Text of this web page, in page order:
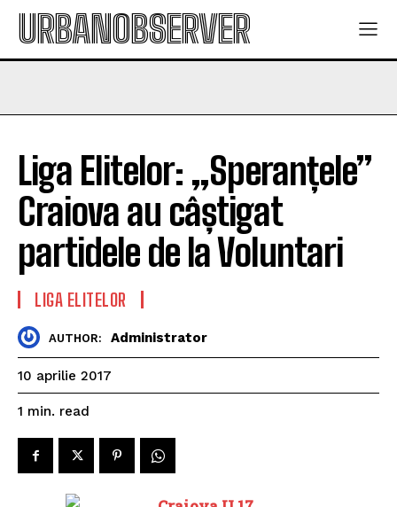
URBANOBSERVER
Liga Elitelor: „Speranțele”
Craiova au câștigat
partidele de la Voluntari
LIGA ELITELOR
AUTHOR: Administrator
10 aprilie 2017
1 min. read